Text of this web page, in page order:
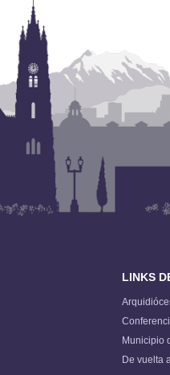
LINKS
Municipio
De vuelta